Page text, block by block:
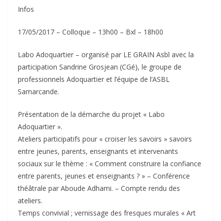
Infos
17/05/2017 – Colloque – 13h00 – Bxl – 18h00
Labo Adoquartier – organisé par LE GRAIN Asbl avec la
participation Sandrine Grosjean (CGé), le groupe de
professionnels Adoquartier et l’équipe de l’ASBL
Samarcande.
Présentation de la démarche du projet « Labo
Adoquartier ».
Ateliers participatifs pour « croiser les savoirs » savoirs
entre jeunes, parents, enseignants et intervenants
sociaux sur le thème : « Comment construire la confiance
entre parents, jeunes et enseignants ? » – Conférence
théâtrale par Aboude Adhami. – Compte rendu des
ateliers.
Temps convivial ; vernissage des fresques murales « Art